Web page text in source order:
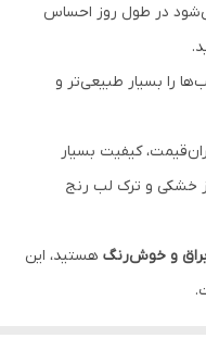
در طول روز احساس
را بسیار طبیعی‌تر و
کیفیت بسیار
خشکی و ترک لب رنج
براق و خوش‌رنگ هستید، این